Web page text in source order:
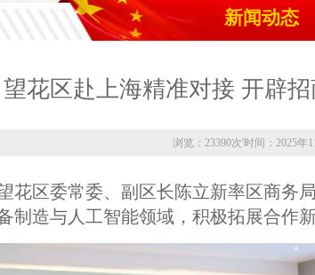
新闻动态
望花区赴上海精准对接 开辟
浏览：23390次'时间：2025年
花区委常委、副区长陈立新率区商务
制造与人工智能领域，积极拓展合作新